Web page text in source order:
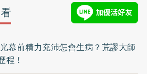
幕前精力充沛怎會生病？荒謬大師
程！